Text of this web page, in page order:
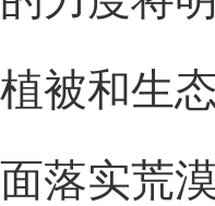
植被和生
面落实荒